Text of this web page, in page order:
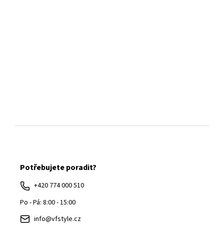
Potřebujete poradit?
+420 774 000 510
Po - Pá: 8:00 - 15:00
info@vfstyle.cz